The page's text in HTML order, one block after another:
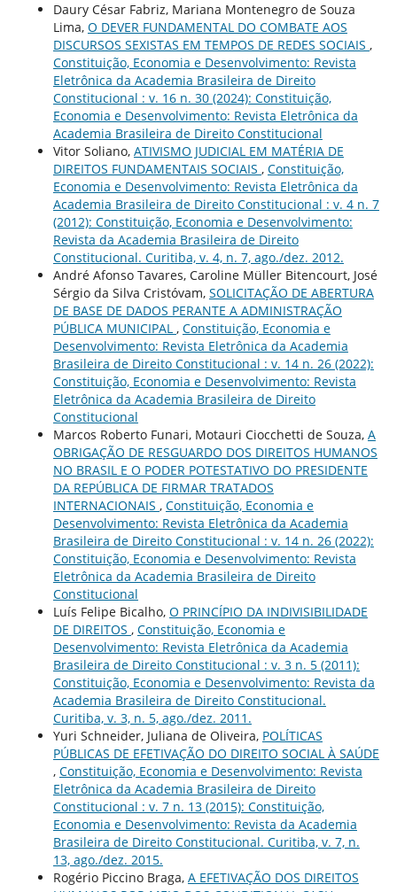
Daury César Fabriz, Mariana Montenegro de Souza
Lima, O DEVER FUNDAMENTAL DO COMBATE AOS
DISCURSOS SEXISTAS EM TEMPOS DE REDES SOCIAIS ,
Constituição, Economia e Desenvolvimento: Revista
Eletrônica da Academia Brasileira de Direito
Constitucional : v. 16 n. 30 (2024): Constituição,
Economia e Desenvolvimento: Revista Eletrônica da
Academia Brasileira de Direito Constitucional
Vitor Soliano, ATIVISMO JUDICIAL EM MATÉRIA DE
DIREITOS FUNDAMENTAIS SOCIAIS , Constituição,
Economia e Desenvolvimento: Revista Eletrônica da
Academia Brasileira de Direito Constitucional : v. 4 n. 7
(2012): Constituição, Economia e Desenvolvimento:
Revista da Academia Brasileira de Direito
Constitucional. Curitiba, v. 4, n. 7, ago./dez. 2012.
André Afonso Tavares, Caroline Müller Bitencourt, José
Sérgio da Silva Cristóvam, SOLICITAÇÃO DE ABERTURA
DE BASE DE DADOS PERANTE A ADMINISTRAÇÃO
PÚBLICA MUNICIPAL , Constituição, Economia e
Desenvolvimento: Revista Eletrônica da Academia
Brasileira de Direito Constitucional : v. 14 n. 26 (2022):
Constituição, Economia e Desenvolvimento: Revista
Eletrônica da Academia Brasileira de Direito
Constitucional
Marcos Roberto Funari, Motauri Ciocchetti de Souza, A
OBRIGAÇÃO DE RESGUARDO DOS DIREITOS HUMANOS
NO BRASIL E O PODER POTESTATIVO DO PRESIDENTE
DA REPÚBLICA DE FIRMAR TRATADOS
INTERNACIONAIS , Constituição, Economia e
Desenvolvimento: Revista Eletrônica da Academia
Brasileira de Direito Constitucional : v. 14 n. 26 (2022):
Constituição, Economia e Desenvolvimento: Revista
Eletrônica da Academia Brasileira de Direito
Constitucional
Luís Felipe Bicalho, O PRINCÍPIO DA INDIVISIBILIDADE
DE DIREITOS , Constituição, Economia e
Desenvolvimento: Revista Eletrônica da Academia
Brasileira de Direito Constitucional : v. 3 n. 5 (2011):
Constituição, Economia e Desenvolvimento: Revista da
Academia Brasileira de Direito Constitucional.
Curitiba, v. 3, n. 5, ago./dez. 2011.
Yuri Schneider, Juliana de Oliveira, POLÍTICAS
PÚBLICAS DE EFETIVAÇÃO DO DIREITO SOCIAL À SAÚDE
, Constituição, Economia e Desenvolvimento: Revista
Eletrônica da Academia Brasileira de Direito
Constitucional : v. 7 n. 13 (2015): Constituição,
Economia e Desenvolvimento: Revista da Academia
Brasileira de Direito Constitucional. Curitiba, v. 7, n.
13, ago./dez. 2015.
Rogério Piccino Braga, A EFETIVAÇÃO DOS DIREITOS